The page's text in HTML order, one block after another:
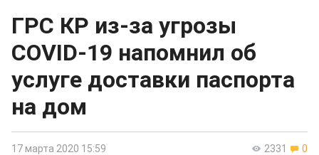
ГРС КР из-за угрозы
COVID-19 напомнил об
услуге доставки паспорта
на дом
2331 0
17 марта 2020 15:59